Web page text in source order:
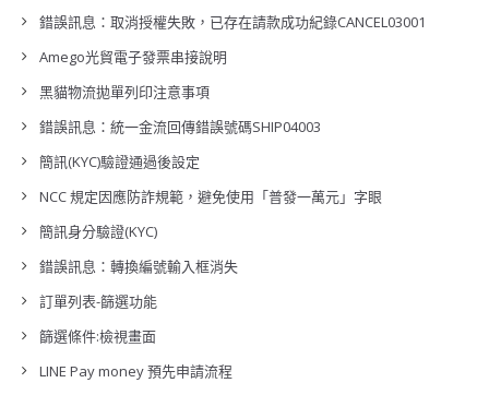
錯誤訊息：取消授權失敗，已存在請款成功紀錄CANCEL03001
Amego光貿電子發票串接說明
黑貓物流拋單列印注意事項
錯誤訊息：統一金流回傳錯誤號碼SHIP04003
簡訊(KYC)驗證通過後設定
NCC 規定因應防詐規範，避免使用「普發一萬元」字眼
簡訊身分驗證(KYC)
錯誤訊息：轉換編號輸入框消失
訂單列表-篩選功能
篩選條件:檢視畫面
LINE Pay money 預先申請流程